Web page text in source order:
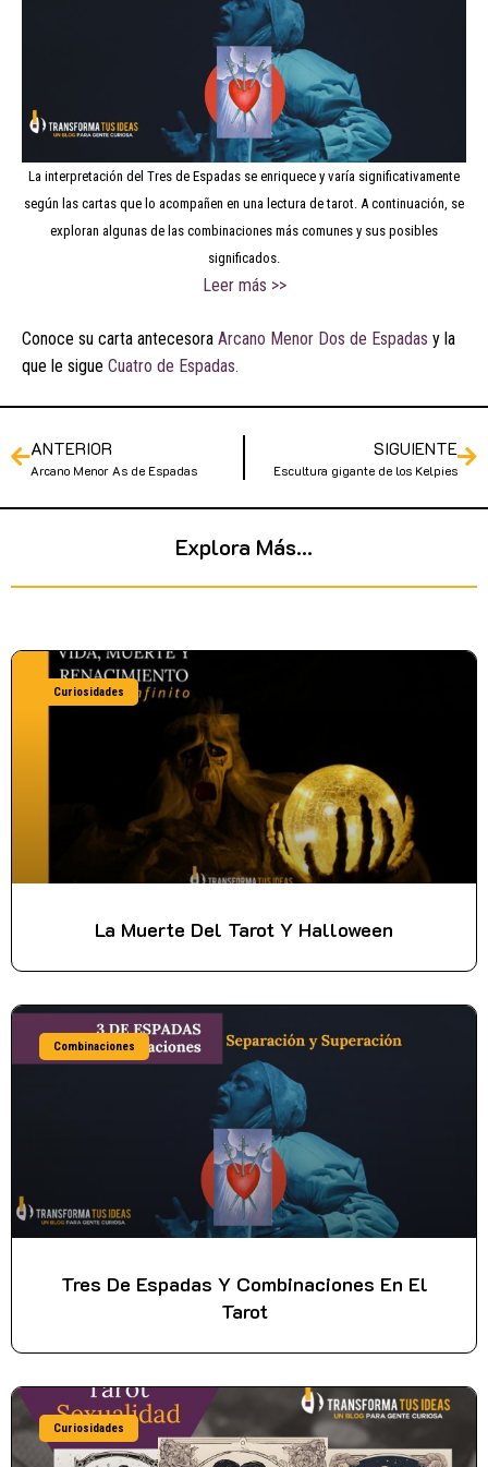
La interpretación del Tres de Espadas se enriquece y varía significativamente
según las cartas que lo acompañen en una lectura de tarot. A continuación, se
exploran algunas de las combinaciones más comunes y sus posibles
significados.
Leer más >>
Conoce su carta antecesora Arcano Menor Dos de Espadas y la
que le sigue Cuatro de Espadas.
ANTERIOR
Arcano Menor As de Espadas
SIGUIENTE
Escultura gigante de los Kelpies
Explora Más...
Curiosidades
La Muerte Del Tarot Y Halloween
Combinaciones
Tres De Espadas Y Combinaciones En El
Tarot
Curiosidades